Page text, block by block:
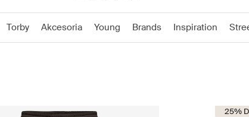
Torby Akcesoria Young Brands Inspiration
25%